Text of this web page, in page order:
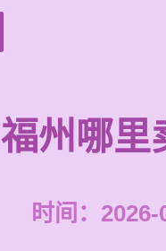
福州哪里
时间：